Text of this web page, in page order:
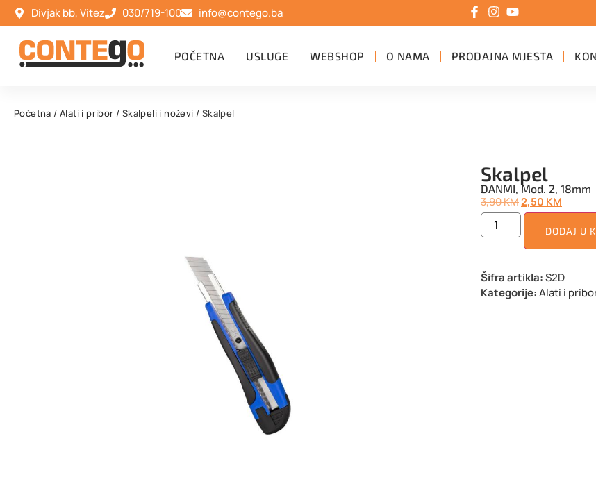
Divjak bb, Vitez 030/719-100 info@contego.ba
POČETNA USLUGE WEBSHOP O NAMA PRODAJNA MJESTA
Početna /Alati i pribor / Skalpeli i noževi / Skalpel
Skalpel
DANMI, Mod. 2, 18mm
3,90KM2,50 KM
DODAJ U
Šifra artikla:S2D
Kategorije:Alati i